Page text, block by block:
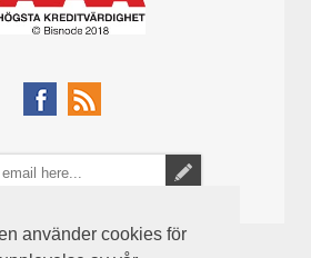
använder cookies för